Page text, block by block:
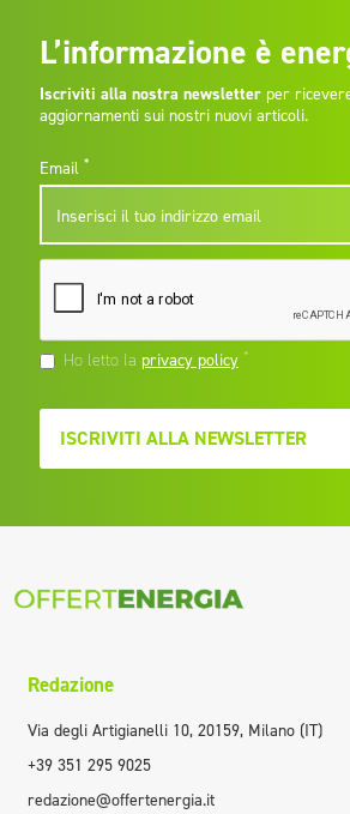
L’informazione è
Iscriviti alla nostra newsletterper
aggiornamenti sui nostri nuovi articoli.
Email *
Ho letto la privacy policy *
ISCRIVITI ALLA NEWSLETTER
Redazione
Via degli Artigianelli 10, 20159, Milano (IT)
+39 351 295 9025
redazione@offertenergia.it